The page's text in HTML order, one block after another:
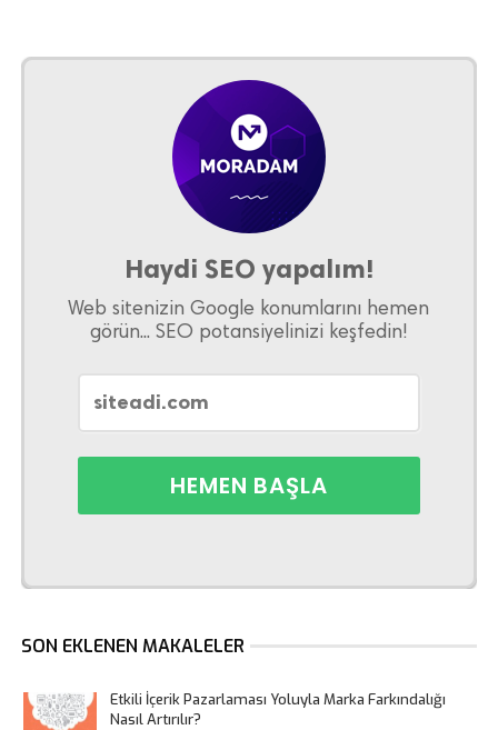
Haydi SEO yapalım!
Web sitenizin Google konumlarını hemen
görün... SEO potansiyelinizi keşfedin!
SON EKLENEN MAKALELER
Etkili İçerik Pazarlaması Yoluyla Marka Farkındalığı
Nasıl Artırılır?